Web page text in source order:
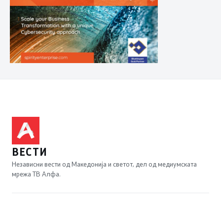
ВЕСТИ
Независни вести од Македонија и светот, дел од медиумската
мрежа ТВ Алфа.